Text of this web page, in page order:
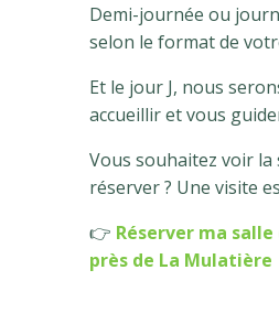
Demi-journée ou
selon le format de
Et le jour J, nous
accueillir et vous
Vous souhaitez voir la
réserver ? Une visite
👉 Réserver ma
près de La Mulatière